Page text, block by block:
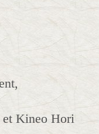
et Kineo Hori